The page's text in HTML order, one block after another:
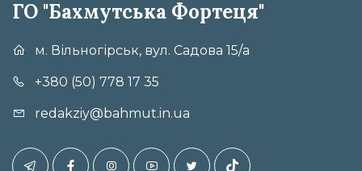
ГО "Бахмутська Фортеця"
м. Вільногірськ, вул. Садова 15/а
+380 (50) 778 17 35
redakziy@bahmut.in.ua